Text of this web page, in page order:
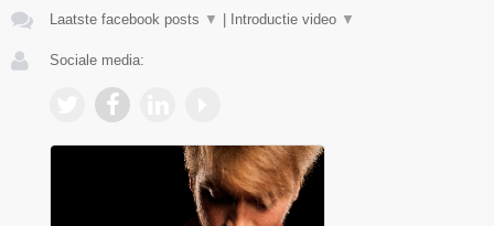
Laatste facebook posts ▼ Introductie video ▼
Sociale media: